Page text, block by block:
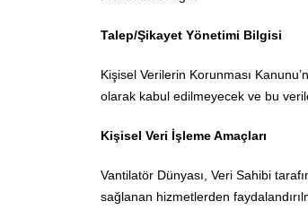
Talep/Şikayet Yönetimi Bilgisi
Kişisel Verilerin Korunması
olarak kabul edilmeyecek ve bu
Kişisel Veri İşleme Amaçları
Vantilatör Dünyası, Veri Sahibi
sağlanan hizmetlerden